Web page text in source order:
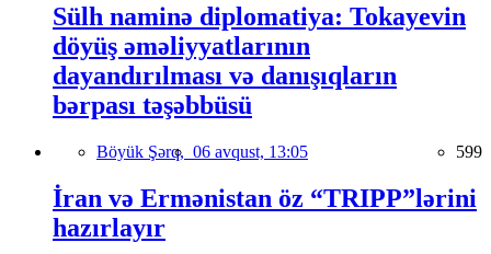
Sülh naminə diplomatiya: Tokayevin
döyüş əməliyyatlarının
dayandırılması və danışıqların
bərpası təşəbbüsü
Böyük Şərq, 06 avqust, 13:05 599
İran və Ermənistan öz “TRIPP”lərini
hazırlayır